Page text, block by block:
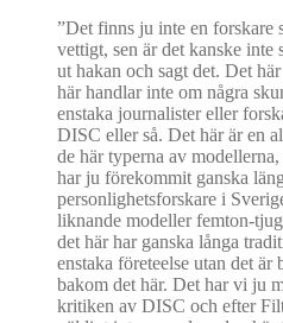
”Det finns ju inte en forskare
vettigt, sen är det kanske inte
ut hakan och sagt det. Det
här handlar inte om några
enstaka journalister eller
DISC eller så. Det här är en
de här typerna av
har ju förekommit ganska
personlighetsforskare i
liknande modeller femton-
det här har ganska långa
enstaka företeelse utan det är
bakom det här. Det har vi ju
kritiken av DISC och efter